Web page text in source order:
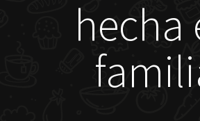
hecha